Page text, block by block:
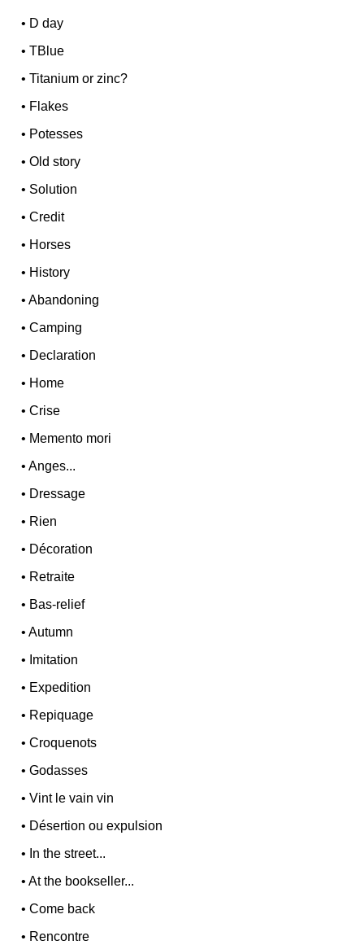
• D day
•TBlue
•Titanium or zinc?
• Flakes
• Potesses
•Old story
• Solution
•Credit
• Horses
• History
•Abandoning
•Camping
• Declaration
• Home
•Crise
• Memento mori
•Anges...
• Dressage
• Rien
• Décoration
• Retraite
• Bas-relief
•Autumn
• Imitation
• Expedition
• Repiquage
•Croquenots
•Godasses
•Vint le vain vin
• Désertion ou expulsion
• In the street...
•At the bookseller...
•Come back
• Rencontre